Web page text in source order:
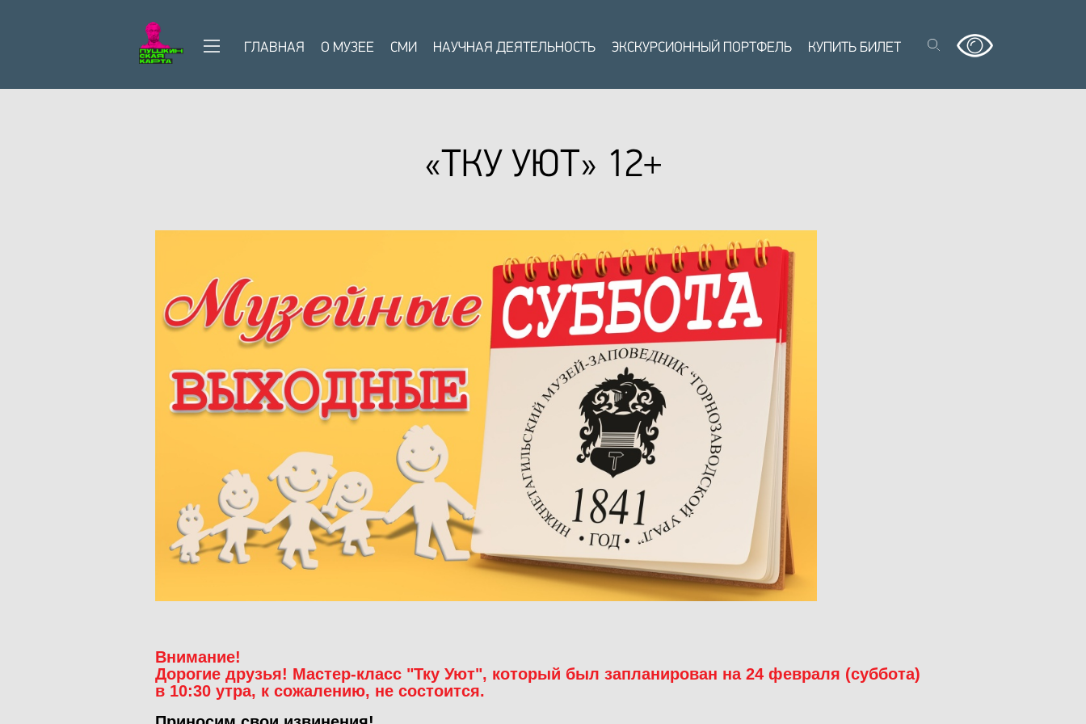
ГЛАВНАЯ О МУЗЕЕ СМИ НАУЧНАЯ ДЕЯТЕЛЬНОСТЬ ЭКСКУРСИОННЫЙ ПОРТФЕЛЬ КУПИТЬ БИЛЕТ
«ТКУ УЮТ» 12+
Внимание!
Дорогие друзья! Мастер-класс "Тку Уют", который был запланирован на 24 февраля (суббота)
в 10:30 утра, к сожалению, не состоится.